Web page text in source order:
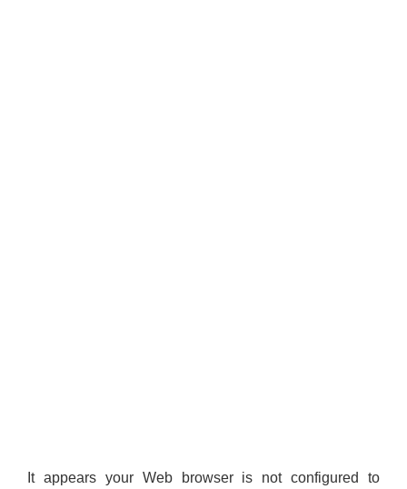
It appears your Web browser is not configured to